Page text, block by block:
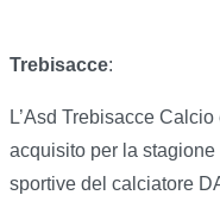
Trebisacce:
L’Asd Trebisacce
acquisito per la
sportive del calciatore